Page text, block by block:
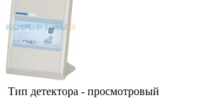
Тип детектора - просмотровый